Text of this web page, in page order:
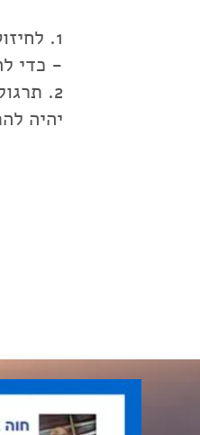
1.
- כדי
2.
יהיה